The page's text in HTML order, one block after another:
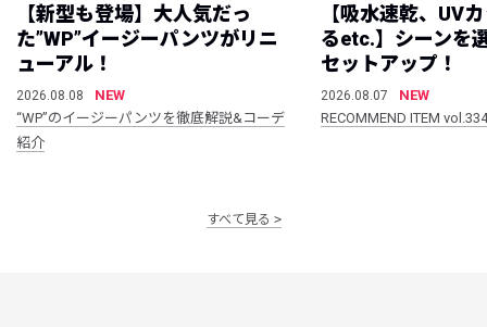
【新型も登場】大人気だっ
た”WP”イージーパンツがリニ
ューアル！
2026.08.08
NEW
“WP”のイージーパンツを徹底解説&コーデ
紹介
【吸水速乾、UV
るetc.】シーンを
セットアップ！
2026.08.07
NEW
RECOMMEND ITEM vol.334
すべて見る